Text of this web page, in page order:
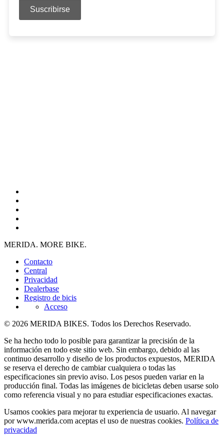
MERIDA. MORE BIKE.
Contacto
Central
Privacidad
Dealerbase
Registro de bicis
Acceso
© 2026 MERIDA BIKES. Todos los Derechos Reservado.
Se ha hecho todo lo posible para garantizar la precisión de la
información en todo este sitio web. Sin embargo, debido al las
continuo desarrollo y diseño de los productos expuestos, MERIDA
se reserva el derecho de cambiar cualquiera o todas las
especificaciones sin previo aviso. Los pesos pueden variar en la
producción final. Todas las imágenes de bicicletas deben usarse solo
como referencia visual y no para estudiar especificaciones exactas.
Usamos cookies para mejorar tu experiencia de usuario. Al navegar
por www.merida.com aceptas el uso de nuestras cookies. Política de
privacidad